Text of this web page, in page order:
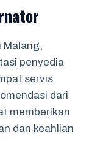
Malang,
penyedia
servis
dari
memberikan
dan keahlian